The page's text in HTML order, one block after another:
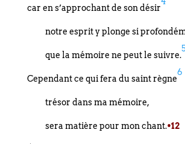
car en s’approchant de son désir
notre esprit y plonge si
que la mémoire ne peut le suivre.
Cependant ce qui fera du saint règne
6
trésor dans ma mémoire,
sera matière pour mon chant.•12